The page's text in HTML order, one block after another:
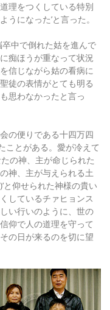
理をつくしている特別
になった’と言った。
中で倒れた姑を進んで
痴ほうが重なって状況
信じながら姑の看病に
徒の表情がとても明る
思わなかったと言っ
の便りである十四万四
ことがある。愛が冷えて
の神、主が命じられた
神、主が与えられる土
と仰せられた神様の貴い
しているチァヒョンス
い行いのように、世の
仰で人の道理を守って
の日が来るのを切に望